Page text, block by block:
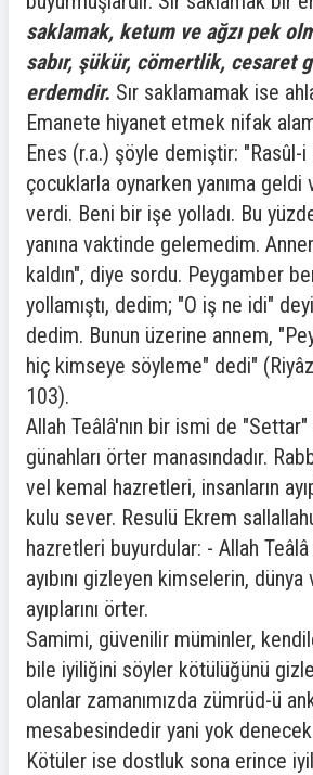
saklamak, ketum ve ağzı pek
sabır, şükür, cömertlik, cesaret
erdemdir. Sır saklamamak ise
Emanete hiyanet etmek nifak
Enes (r.a.) şöyle demiştir: "Rasûl-
çocuklarla oynarken yanıma
verdi. Beni bir işe yolladı. Bu
yanına vaktinde gelemedim.
kaldın", diye sordu. Peygamber
yollamıştı, dedim; "O iş ne idi"
dedim. Bunun üzerine annem,
hiç kimseye söyleme" dedi"
103).
Allah Teâlâ'nın bir ismi de "Settar"
günahları örter manasındadır.
vel kemal hazretleri, insanların
kulu sever. Resulü Ekrem
hazretleri buyurdular: - Allah Teâlâ
ayıbını gizleyen kimselerin,
ayıplarını örter.
Samimi, güvenilir müminler,
bile iyiliğini söyler kötülüğünü
olanlar zamanımızda zümrüd-ü
mesabesindedir yani yok denecek
Kötüler ise dostluk sona erince